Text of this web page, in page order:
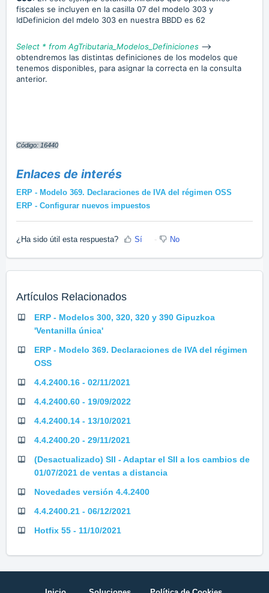
fiscales se incluyen en la casilla 07 del modelo 303 y
IdDefinicion del mdelo 303 en nuestra BBDD es 62
Select * from AgTributaria_Modelos_Definiciones -->
obtendremos las distintas definiciones de los modelos que
tenemos disponibles, para asignar la correcta en la consulta
anterior.
Código: 16440
Enlaces de interés
ERP - Modelo 369. Declaraciones de IVA del régimen OSS
ERP - Configurar nuevos impuestos
¿Ha sido útil esta respuesta? Sí No
Artículos Relacionados
ERP - Modelos 300, 320, 320 y 390 Gipuzkoa
'Ventanilla única'
ERP - Modelo 369. Declaraciones de IVA del régimen
OSS
4.4.2400.16 - 02/11/2021
4.4.2400.60 - 19/09/2022
4.4.2400.14 - 13/10/2021
4.4.2400.20 - 29/11/2021
(Desactualizado) SII - Adaptar el SII a los cambios de
01/07/2021 de ventas a distancia
Novedades versión 4.4.2400
4.4.2400.21 - 06/12/2021
Hotfix 55 - 11/10/2021